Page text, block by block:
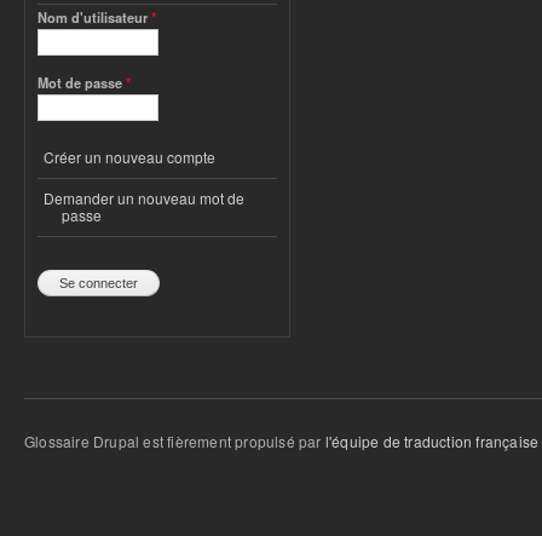
Nom d'utilisateur*
Mot de passe*
Créer un nouveau compte
Demander un nouveau mot de
passe
Glossaire Drupal est fièrement propulsé par l'équipe de traduction française